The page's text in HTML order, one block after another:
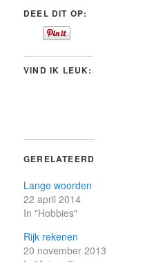
DEEL DIT OP:
VIND IK LEUK:
GERELATEERD
Lange woorden
22 april 2014
In "Hobbies"
Rijk rekenen
20 november 2013